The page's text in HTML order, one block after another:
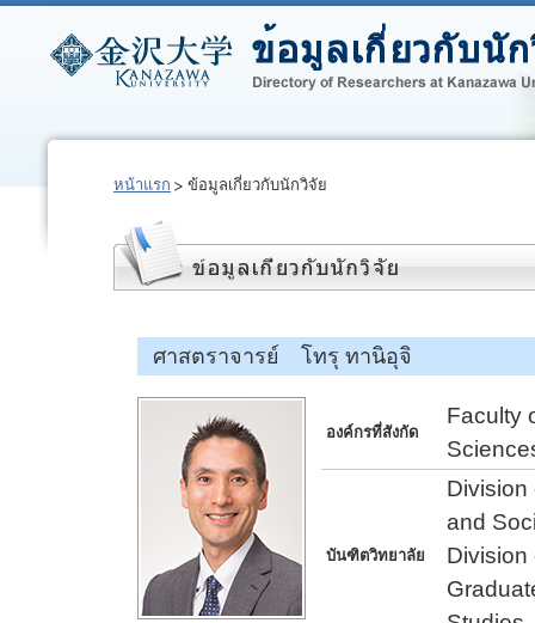
หน้าแรก ข้อมูลเกี่ยวกับนักวิจัย
ศาสตราจารย์ โทรุ ทานิอุจิ
องค์กรที่สังกัด
Faculty
บันฑิตวิทยาลัย
Division
and
Division